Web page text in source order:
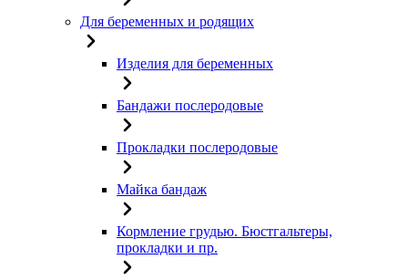
Для беременных и родящих
Изделия для беременных
Бандажи послеродовые
Прокладки послеродовые
Майка бандаж
Кормление грудью. Бюстгальтеры,
прокладки и пр.